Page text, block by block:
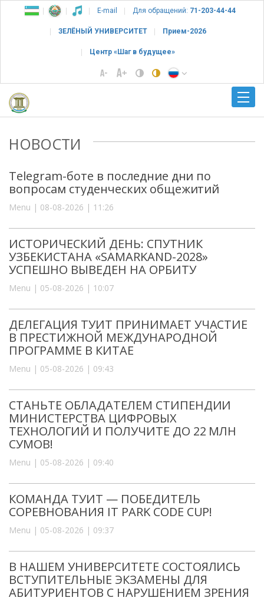
E-mail Для обращений: 71-203-44-44
ЗЕЛЁНЫЙ УНИВЕРСИТЕТ Прием-2026
Центр «Шаг в будущее»
НОВОСТИ
Telegram-боте в последние дни по
вопросам студенческих общежитий
Menu | 08-08-2026 | 11:26
ИСТОРИЧЕСКИЙ ДЕНЬ: СПУТНИК
УЗБЕКИСТАНА «SAMARKAND-2028»
УСПЕШНО ВЫВЕДЕН НА ОРБИТУ
Menu | 05-08-2026 | 10:07
ДЕЛЕГАЦИЯ ТУИТ ПРИНИМАЕТ УЧАСТИЕ
В ПРЕСТИЖНОЙ МЕЖДУНАРОДНОЙ
ПРОГРАММЕ В КИТАЕ
Menu | 05-08-2026 | 09:43
СТАНЬТЕ ОБЛАДАТЕЛЕМ СТИПЕНДИИ
МИНИСТЕРСТВА ЦИФРОВЫХ
ТЕХНОЛОГИЙ И ПОЛУЧИТЕ ДО 22 МЛН
СУМОВ!
Menu | 05-08-2026 | 09:40
КОМАНДА ТУИТ — ПОБЕДИТЕЛЬ
СОРЕВНОВАНИЯ IT PARK CODE CUP!
Menu | 05-08-2026 | 09:37
В НАШЕМ УНИВЕРСИТЕТЕ СОСТОЯЛИСЬ
ВСТУПИТЕЛЬНЫЕ ЭКЗАМЕНЫ ДЛЯ
АБИТУРИЕНТОВ С НАРУШЕНИЕМ ЗРЕНИЯ